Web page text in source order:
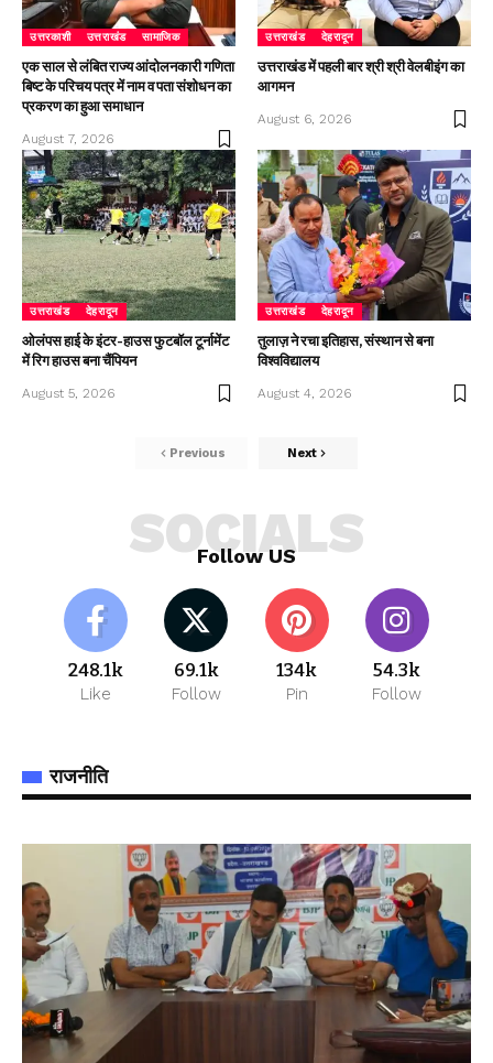
उत्तरकाशी उत्तराखंड सामाजिक
एक साल से लंबित राज्य आंदोलनकारी गणिता
बिष्ट के परिचय पत्र में नाम व पता संशोधन का
प्रकरण का हुआ समाधान
August 7, 2026
उत्तराखंड देहरादून
उत्तराखंड में पहली बार श्री श्री वेलबीइंग का
आगमन
August 6, 2026
उत्तराखंड देहरादून
ओलंपस हाई के इंटर-हाउस फुटबॉल टूर्नामेंट
में रिग हाउस बना चैंपियन
August 5, 2026
उत्तराखंड देहरादून
तुलाज़ ने रचा इतिहास, संस्थान से बना
विश्वविद्यालय
August 4, 2026
Previous Next
Follow US
SOCIALS
248.1k
Like
69.1k
Follow
134k
Pin
54.3k
Follow
राजनीति